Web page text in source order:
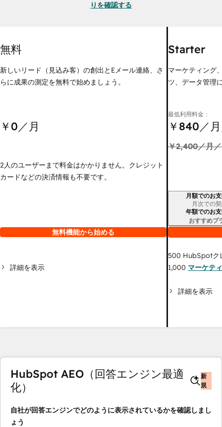
りを確認する
無料
新しいリード（見込み客）の創出とEメール連絡、さ
らに成果の測定を無料で始めましょう。
￥0／月
2人のユーザーまで料金はかかりません。クレジット
カードなどの決済情報も不要です。
無料機能から始める
詳細を表示
Starter
マーケティング
ツ、データ管理
最低利用料金：
￥840／
￥2,400／月
請求期間月額でのお
月次での
年額でのお
おすすめプ
500 HubSpotク
1,000 マーケテ
詳細を表示
HubSpot AEO（回答エンジン最適
化）
新
規
自社が回答エンジンでどのように表示されているかを確認しまし
ょう